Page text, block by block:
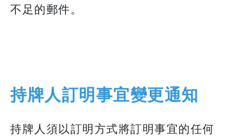
不足的郵件。
持牌人訂明事宜變更通知
持牌人須以訂明方式將訂明事宜的任何